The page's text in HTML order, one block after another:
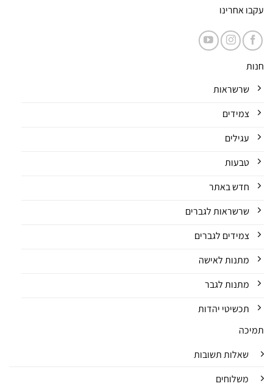
עקבו אחרינו
חנות
שרשראות
צמידים
עגילים
טבעות
חדש באתר
שרשראות לגברים
צמידים לגברים
מתנות לאישה
מתנות לגבר
תכשיטי יהדות
תמיכה
שאלות תשובות
משלוחים